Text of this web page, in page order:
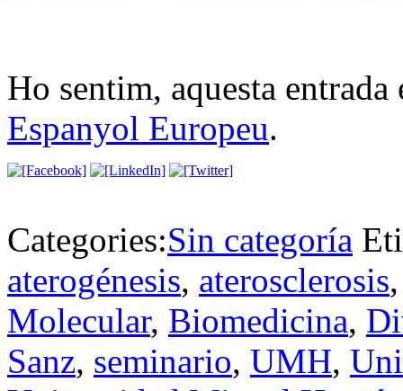
Ho sentim, aquesta
Espanyol Europeu.
Categories:Sin categoría
aterogénesis, aterosclerosis
Molecular, Biomedicina,
Sanz, seminario, UMH,